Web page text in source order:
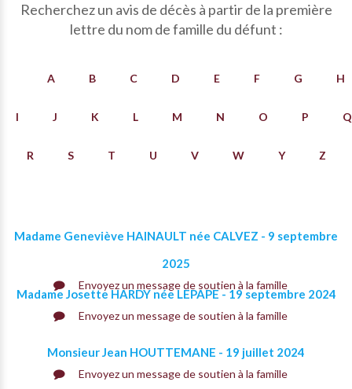
Recherchez un avis de décès à partir de la première
lettre du nom de famille du défunt :
A B C D E F G H
I J K L M N O P Q
R S T U V W Y Z
Madame Geneviève HAINAULT née CALVEZ - 9 septembre
2025
Envoyez un message de soutien à la famille
Madame Josette HARDY née LEPAPE - 19 septembre 2024
Envoyez un message de soutien à la famille
Monsieur Jean HOUTTEMANE - 19 juillet 2024
Envoyez un message de soutien à la famille